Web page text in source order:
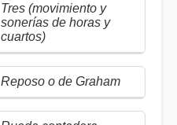
Tres (movimiento y
sonerías de horas y
cuartos)
Reposo o de Graham